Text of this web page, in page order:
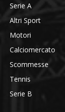
Serie A
Altri Sport
Motori
Calciomercato
Scommesse
Tennis
Serie B